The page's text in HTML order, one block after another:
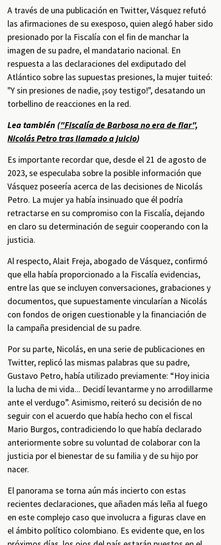
A través de una publicación en Twitter, Vásquez refutó
las afirmaciones de su exesposo, quien alegó haber sido
presionado por la Fiscalía con el fin de manchar la
imagen de su padre, el mandatario nacional. En
respuesta a las declaraciones del exdiputado del
Atlántico sobre las supuestas presiones, la mujer tuiteó:
"Y sin presiones de nadie, ¡soy testigo!", desatando un
torbellino de reacciones en la red.
Lea también ("Fiscalía de Barbosa no era de fiar",
Nicolás Petro tras llamado a juicio)
Es importante recordar que, desde el 21 de agosto de
2023, se especulaba sobre la posible información que
Vásquez poseería acerca de las decisiones de Nicolás
Petro. La mujer ya había insinuado que él podría
retractarse en su compromiso con la Fiscalía, dejando
en claro su determinación de seguir cooperando con la
justicia.
Al respecto, Alait Freja, abogado de Vásquez, confirmó
que ella había proporcionado a la Fiscalía evidencias,
entre las que se incluyen conversaciones, grabaciones y
documentos, que supuestamente vincularían a Nicolás
con fondos de origen cuestionable y la financiación de
la campaña presidencial de su padre.
Por su parte, Nicolás, en una serie de publicaciones en
Twitter, replicó las mismas palabras que su padre,
Gustavo Petro, había utilizado previamente: “Hoy inicia
la lucha de mi vida... Decidí levantarme y no arrodillarme
ante el verdugo”. Asimismo, reiteró su decisión de no
seguir con el acuerdo que había hecho con el fiscal
Mario Burgos, contradiciendo lo que había declarado
anteriormente sobre su voluntad de colaborar con la
justicia por el bienestar de su familia y de su hijo por
nacer.
El panorama se torna aún más incierto con estas
recientes declaraciones, que añaden más leña al fuego
en este complejo caso que involucra a figuras clave en
el ámbito político colombiano. Es evidente que, en los